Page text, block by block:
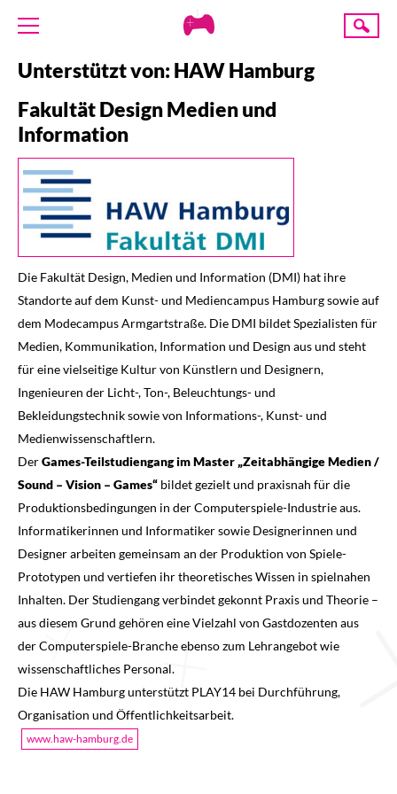
Creative
ÜBER UNS
AKTUELLES
ANGEBOTE
PRESSE
SPENDE
Suche
Unterstützt von: HAW Hamburg
Fakultät Design Medien und
Information
Die Fakultät Design, Medien und Information (DMI) hat ihre
Standorte auf dem Kunst- und Mediencampus Hamburg sowie auf
dem Modecampus Armgartstraße. Die DMI bildet Spezialisten für
Medien, Kommunikation, Information und Design aus und steht
für eine vielseitige Kultur von Künstlern und Designern,
Ingenieuren der Licht-, Ton-, Beleuchtungs- und
Bekleidungstechnik sowie von Informations-, Kunst- und
Medienwissenschaftlern.
DerGames-Teilstudiengang im Master „Zeitabhängige Medien /
Sound – Vision – Games“ bildet gezielt und praxisnah für die
Produktionsbedingungen in der Computerspiele-Industrie aus.
Informatikerinnen und Informatiker sowie Designerinnen und
Designer arbeiten gemeinsam an der Produktion von Spiele-
Prototypen und vertiefen ihr theoretisches Wissen in spielnahen
Inhalten. Der Studiengang verbindet gekonnt Praxis und Theorie –
aus diesem Grund gehören eine Vielzahl von Gastdozenten aus
der Computerspiele-Branche ebenso zum Lehrangebot wie
wissenschaftliches Personal.
Die HAW Hamburg unterstützt PLAY14 bei Durchführung,
Organisation und Öffentlichkeitsarbeit.
www.haw-hamburg.de